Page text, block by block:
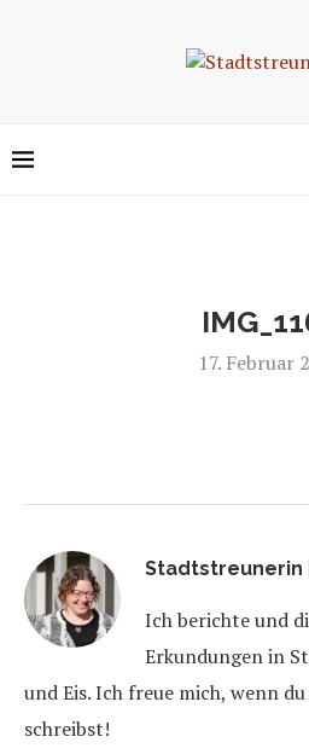
17. Februar
Stadtstreunerin
Ich berichte und
Erkundungen in
und Eis. Ich freue mich, wenn
schreibst!